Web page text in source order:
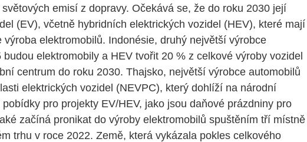
emisí z dopravy. Očekává se, že do roku 2030 její
(EV), včetně hybridních elektrických vozidel (HEV), které mají
elektromobilů. Indonésie, druhý největší výrobce
elektromobily a HEV tvořit 20 % z celkové výroby vozidel
centrum do roku 2030. Thajsko, největší výrobce automobilů
elektrických vozidel (NEVPC), který dohlíží na národní
pro projekty EV/HEV, jako jsou daňové prázdniny pro
začíná pronikat do výroby elektromobilů spuštěním tří místně
trhu v roce 2022. Země, která vykázala pokles celkového